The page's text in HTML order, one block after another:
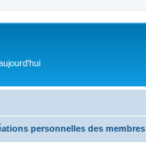
personnelles des membres